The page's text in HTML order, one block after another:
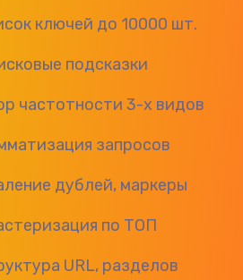
ключей до 10000 шт.
подсказки
частотности 3-х видов
запросов
дублей, маркеры
по ТОП
URL, разделов